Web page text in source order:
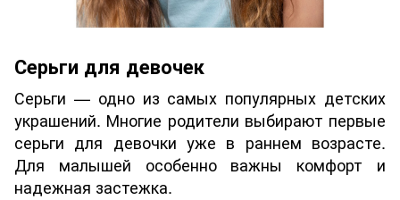
Серьги для девочек
Серьги — одно из самых популярных детских
украшений. Многие родители выбирают первые
серьги для девочки уже в раннем возрасте.
Для малышей особенно важны комфорт и
надежная застежка.